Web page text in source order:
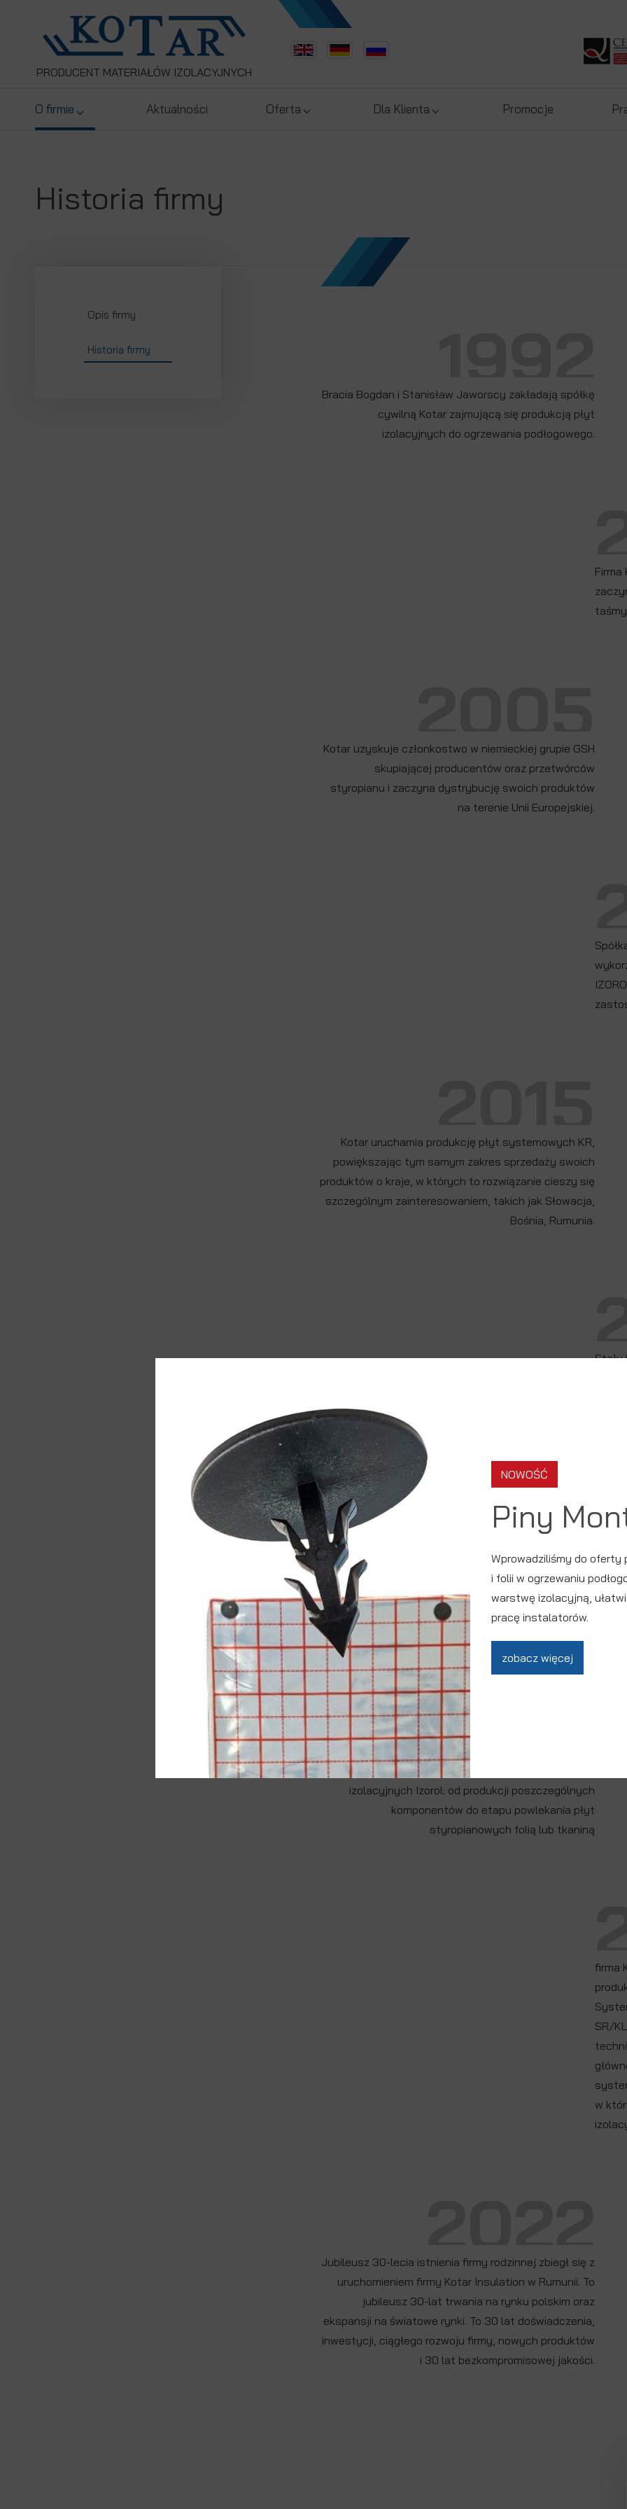
PRODUCENT MATERIAŁÓW IZOLACYJNYCH
O firmie Aktualności Oferta Dla Klienta Promocje
Historia firmy
Opis firmy
Historia firmy
Bracia Bogdan i Stanisław Jaworscy zakładają spółkę
cywilną Kotar zajmującą się produkcją płyt
izolacyjnych do ogrzewania podłogowego.
Firma
Kotar uzyskuje członkostwo w niemieckiej grupie GSH
skupiającej producentów oraz przetwórców
styropianu i zaczyna dystrybucję swoich produktów
na terenie Unii Europejskiej.
Kotar uruchamia produkcję płyt systemowych KR,
powiększając tym samym zakres sprzedaży swoich
produktów o kraje, w których to rozwiązanie cieszy się
szczególnym zainteresowaniem, takich jak Słowacja,
Bośnia, Rumunia.
Stały
do
2020
Na początku roku firma zakupując najnowocześniejszą
w Europie linię produkcyjną, wprowadziła do oferty
tkaninę polipropylenową wykorzystywaną do
produkcji płyt izolacyjnych Izorol. Inwestycja ta
pozwoliła na utrzymanie pełnej kontroli nad procesem
produkcyjnym głównego wyrobu firmy, płyt
izolacyjnych Izorol: od produkcji poszczególnych
komponentów do etapu powlekania płyt
styropianowych folią lub tkaniną
firma
SR/
w
Jubileusz 30-lecia istnienia firmy rodzinnej zbiegł się z
uruchomieniem firmy Kotar Insulation w Rumunii. To
jubileusz 30-lat trwania na rynku polskim oraz
ekspansji na światowe rynki. To 30 lat doświadczenia,
inwestycji, ciągłego rozwoju firmy, nowych produktów
i 30 lat bezkompromisowej jakości.
NOWOŚĆ
Piny
Wprowadziliśmy do oferty
i folii w ogrzewaniu
warstwę izolacyjną,
pracę instalatorów.
zobacz więcej